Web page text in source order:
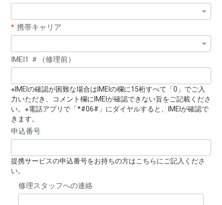
携帯キャリア
IMEI1 ＃（修理前）
※IMEIの確認が困難な場合はIMEIの欄に15桁すべて「0」でご入
力いただき、コメント欄にIMEIが確認できない旨をご記載くださ
い。※電話アプリで「*#06#」にダイヤルすると、IMEIが確認で
きます。
申込番号
提携サービスの申込番号をお持ちの方はこちらにご記入くださ
い。
修理スタッフへの連絡